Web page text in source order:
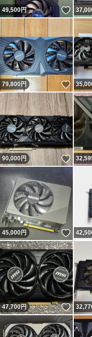
49,500円 いい
79,800円 いい
90,000円 いい
45,000円 いい
47,700円 いい